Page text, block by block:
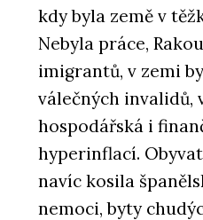
kdy byla země v
Nebyla práce,
imigrantů, v zemi
válečných invalidů,
hospodářská i
hyperinflací.
navíc kosila
nemoci, byty